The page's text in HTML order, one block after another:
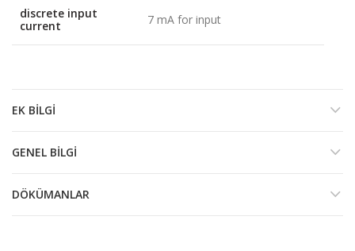
discrete input
current
7 mA for input
EK BILGI
GENEL BILGI
DÖKÜMANLAR